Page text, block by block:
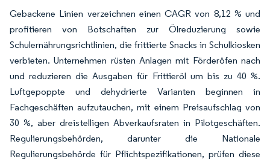
Gebackene Linien verzeichnen einen CAGR von 8,12 % und
profitieren von Botschaften zur Ölreduzierung sowie
Schulernährungsrichtlinien, die frittierte Snacks in Schulkiosken
verbieten. Unternehmen rüsten Anlagen mit Förderöfen nach
und reduzieren die Ausgaben für Frittieröl um bis zu 40 %.
Luftgepoppte und dehydrierte Varianten beginnen in
Fachgeschäften aufzutauchen, mit einem Preisaufschlag von
30 %, aber dreistelligen Abverkaufsraten in Pilotgeschäften.
Regulierungsbehörden, darunter die Nationale
Regulierungsbehörde für Pflichtspezifikationen, prüfen diese